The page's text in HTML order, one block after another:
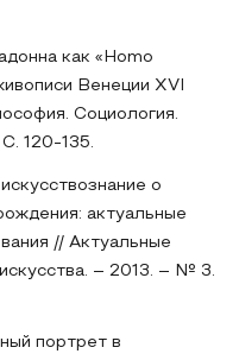
как «Homo
Венеции XVI
Социология.
120-135.
о
актуальные
// Актуальные
– 2013. – № 3.
портрет в